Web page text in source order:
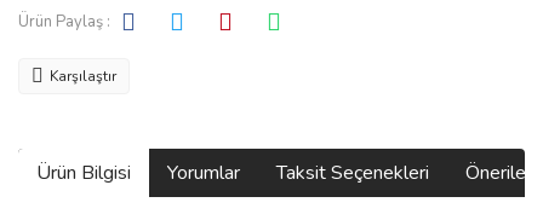
Ürün Paylaş :
Karşılaştır
Ürün Bilgisi Yorumlar Taksit Seçenekleri